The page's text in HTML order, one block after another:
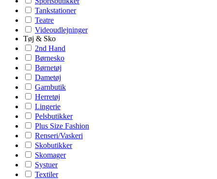
Tankstationer
Teatre
Videoudlejninger
Tøj & Sko
2nd Hand
Børnesko
Børnetøj
Dametøj
Garnbutik
Herretøj
Lingerie
Pelsbutikker
Plus Size Fashion
Renseri/Vaskeri
Skobutikker
Skomager
Systuer
Textiler